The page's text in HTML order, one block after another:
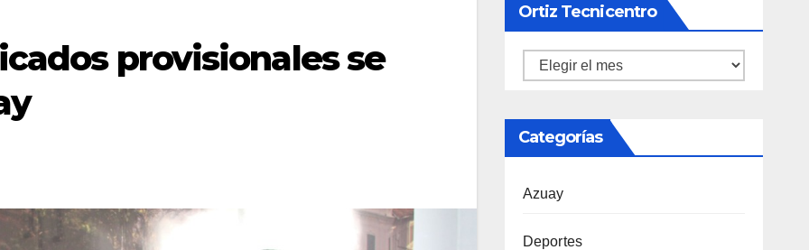
provisionales se
Ortiz Tecnicentro
Ortiz
Categorías
Azuay
Deportes